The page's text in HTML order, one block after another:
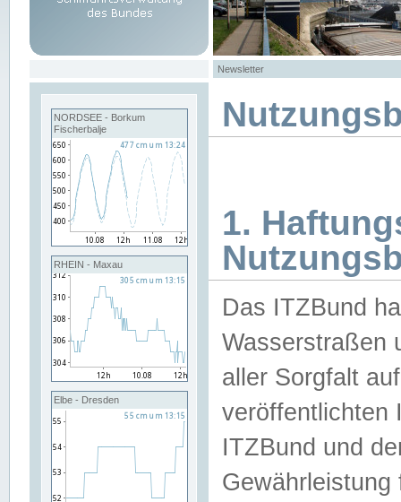
Newsletter
NORDSEE - Borkum
Fischerbalje
RHEIN - Maxau
Elbe - Dresden
1.
Das ITZBund
Wasserstraßen
aller Sorgfalt
veröffentlichten
ITZBund und